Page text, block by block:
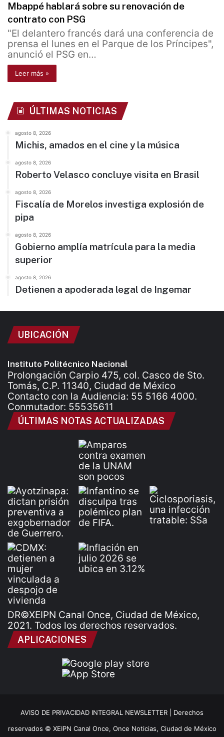
Mbappé hablará sobre su renovación de
contrato con PSG
"El delantero francés dará una conferencia de
prensa el lunes en el Parque de los Príncipes",
anunció el PSG en…
Leer más »
ÚLTIMAS NOTICIAS
agosto 8, 2026
Michis, amados en el cine y la música
agosto 8, 2026
Roberto Velasco concluye visita en Brasil
agosto 8, 2026
Fiscalía de Morelos investiga explosión de
pipa
agosto 8, 2026
Gobierno amplía matrícula para la media
superior
agosto 8, 2026
Detienen a apoderada legal de Ingemar
UBICACIÓN
Instituto Politécnico Nacional
Prolongación Carpio 475, col. Casco de Sto.
Tomás, C.P. 11340, Ciudad de México
Contacto con la Audiencia: 55 5166 4000.
Conmutador: 55535611
ÚLTIMAS NOTAS ACTUALIZADAS
DR©XEIPN Canal Once, Ciudad de México,
2021. Todos los derechos reservados.
APLICACIONES
AVISO DE PRIVACIDAD INTEGRAL NEWSLETTER | Derechos
reservados © XEIPN Canal Once, Once Noticias, Ciudad de México